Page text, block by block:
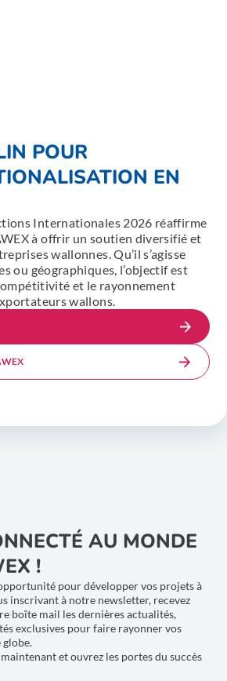
POUR
EN
Internationales 2026 réaffirme
à offrir un soutien diversifié et
wallonnes. Qu’il s’agisse
ou géographiques, l’objectif est
et le rayonnement
wallons.
AU MONDE
!
pour développer vos projets à
inscrivant à notre newsletter, recevez
boîte mail les dernières actualités,
exclusives pour faire rayonner vos
et ouvrez les portes du succès